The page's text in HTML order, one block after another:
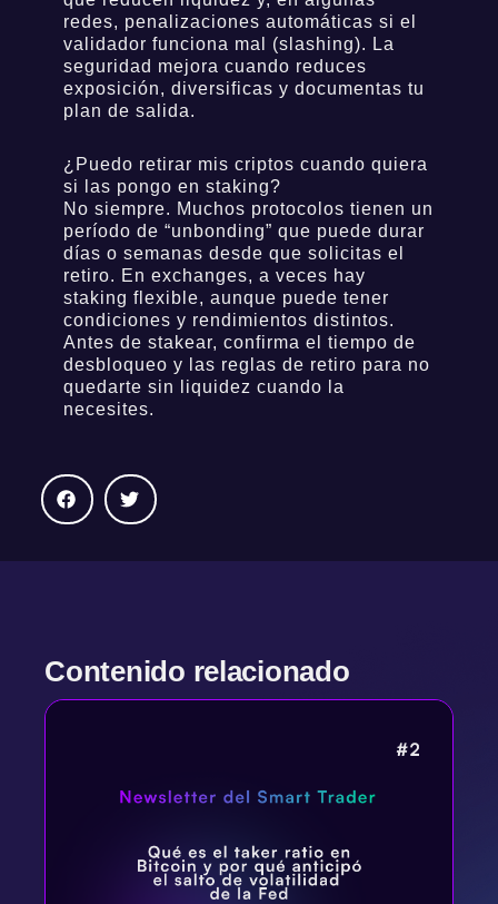
redes, penalizaciones automáticas si el
validador funciona mal (slashing). La
seguridad mejora cuando reduces
exposición, diversificas y documentas tu
plan de salida.
¿Puedo retirar mis criptos cuando quiera
si las pongo en staking?
No siempre. Muchos protocolos tienen un
período de “unbonding” que puede durar
días o semanas desde que solicitas el
retiro. En exchanges, a veces hay
staking flexible, aunque puede tener
condiciones y rendimientos distintos.
Antes de stakear, confirma el tiempo de
desbloqueo y las reglas de retiro para no
quedarte sin liquidez cuando la
necesites.
Contenido relacionado